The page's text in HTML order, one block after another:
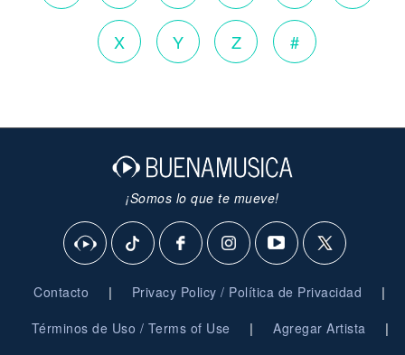
X Y Z #
¡Somos lo que te mueve!
Contacto | Privacy Policy / Política de Privacidad |
Términos de Uso / Terms of Use | Agregar Artista
|